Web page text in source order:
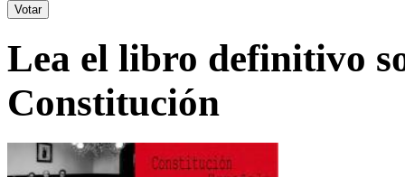
Lea el libro definitivo
Constitución